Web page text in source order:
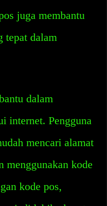
juga membantu
tepat dalam
dalam
internet. Pengguna
mencari alamat
menggunakan kode
kode pos,